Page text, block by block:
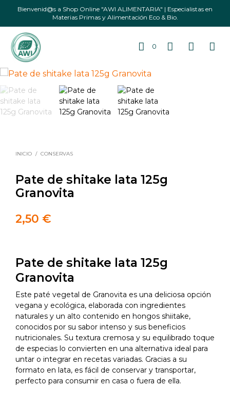
Bienvenid@s a Shop Online "AWI ALIMENTARIA" | Especialistas en
Materias Primas y Alimentación Eco & Bio.
0
INICIO / CONSERVAS
Pate de shitake lata 125g
Granovita
2,50 €
Pate de shitake lata 125g
Granovita
Este paté vegetal de Granovita es una deliciosa opción
vegana y ecológica, elaborada con ingredientes
naturales y un alto contenido en hongos shiitake,
conocidos por su sabor intenso y sus beneficios
nutricionales. Su textura cremosa y su equilibrado toque
de especias lo convierten en una alternativa ideal para
untar o integrar en recetas variadas. Gracias a su
formato en lata, es fácil de conservar y transportar,
perfecto para consumir en casa o fuera de ella.